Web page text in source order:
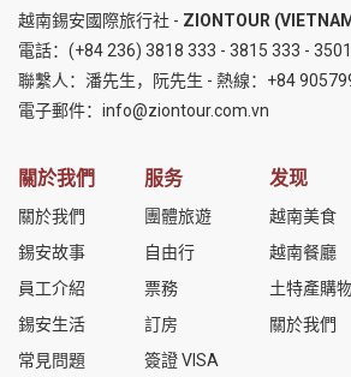
越南錫安國際旅行社 - ZIONTOUR
電話： (+84 236) 3818 333 - 3815 333 -
聯繫人：潘先生，阮先生 - 熱線： +84
電子郵件： info@ziontour.com.vn
關於我們
關於我們
錫安故事
員工介紹
錫安生活
常見問題
服务
團體旅遊
自由行
票務
訂房
簽證 VISA
发现
越南美食
越南餐廳
土特產購
關於我們